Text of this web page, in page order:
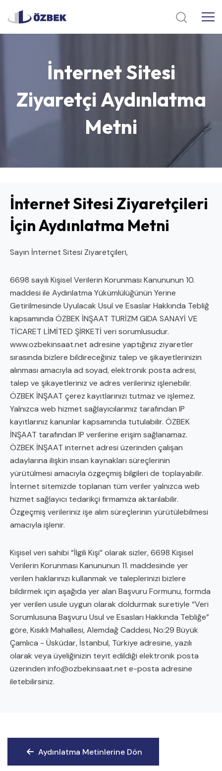
İnternetSitesi
ZiyaretçiAydınlatma
Metni
İnternet Sitesi Ziyaretçileri
İçin Aydınlatma Metni
Sayın İnternet Sitesi Ziyaretçileri,
6698 sayılı Kişisel Verilerin Korunması Kanununun 10.
maddesi ile Aydınlatma Yükümlülüğünün Yerine
Getirilmesinde Uyulacak Usul ve Esaslar Hakkında Tebliğ
kapsamında ÖZBEK İNŞAAT TURİZM GIDA SANAYİ VE
TİCARET LİMİTED ŞİRKETİ veri sorumlusudur.
www.ozbekinsaat.net adresine yaptığınız ziyaretler
sırasında bizlere bildireceğiniz talep ve şikayetlerinizin
alınması amacıyla ad soyad, elektronik posta adresi,
talep ve şikayetleriniz ve adres verileriniz işlenebilir.
ÖZBEK İNŞAAT çerez kayıtlarınızı tutmaz ve işlemez.
Yalnızca web hizmet sağlayıcılarımız tarafından IP
kayıtlarınız kanunlar kapsamında tutulabilir. ÖZBEK
İNŞAAT tarafından IP verilerine erişim sağlanamaz.
ÖZBEK İNŞAAT internet adresi üzerinden çalışan
adaylarına ilişkin insan kaynakları süreçlerinin
yürütülmesi amacıyla özgeçmiş bilgileri de toplayabilir.
İnternet sitemizde toplanan tüm veriler yalnızca web
hizmet sağlayıcı tedarikçi firmamıza aktarılabilir.
Özgeçmiş verileriniz işe alım süreçlerinin yürütülebilmesi
amacıyla işlenir.
Kişisel veri sahibi “İlgili Kişi” olarak sizler, 6698 Kişisel
Verilerin Korunması Kanununun 11. maddesinde yer
verilen haklarınızı kullanmak ve taleplerinizi bizlere
bildirmek için aşağıda yer alan Başvuru Formunu, formda
yer verilen usule uygun olarak doldurmak suretiyle “Veri
Sorumlusuna Başvuru Usul ve Esasları Hakkında Tebliğe”
göre, Kısıklı Mahallesi, Alemdağ Caddesi, No:29 Büyük
Çamlıca - Üsküdar, İstanbul, Türkiye adresine, yazılı
olarak veya üyeliğinizin teyit edildiği elektronik posta
üzerinden info@ozbekinsaat.net e-posta adresine
iletebilirsiniz.
Aydınlatma Metinlerine Dön
Aydınlatma Metinlerine Dön